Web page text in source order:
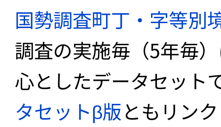
国勢調査町丁・字等別
調査の実施毎（5年毎
心としたデータセット
タセットβ版ともリン